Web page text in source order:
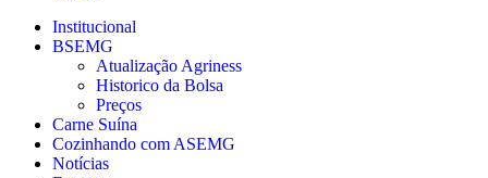
Institucional
BSEMG
Atualização Agriness
Historico da Bolsa
Preços
Carne Suína
Cozinhando com ASEMG
Notícias